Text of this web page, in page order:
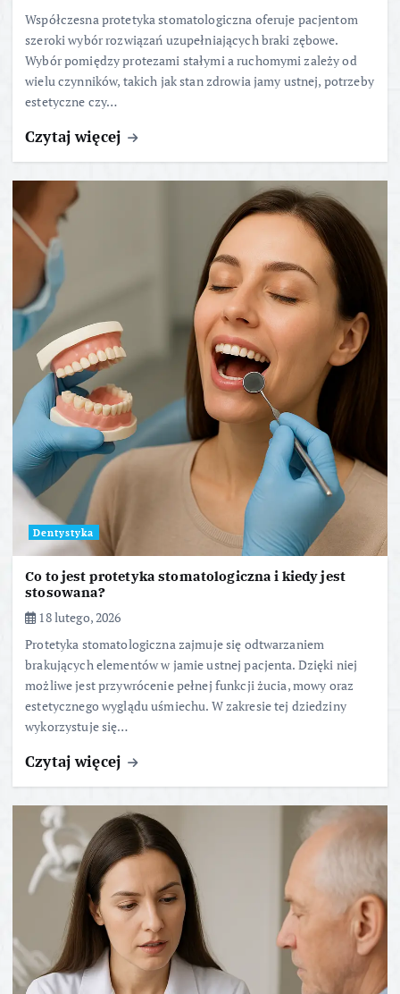
Współczesna protetyka stomatologiczna oferuje pacjentom
szeroki wybór rozwiązań uzupełniających braki zębowe.
Wybór pomiędzy protezami stałymi a ruchomymi zależy od
wielu czynników, takich jak stan zdrowia jamy ustnej, potrzeby
estetyczne czy…
Czytaj więcej
Dentystyka
Co to jest protetyka stomatologiczna i kiedy jest
stosowana?
18 lutego, 2026
Protetyka stomatologiczna zajmuje się odtwarzaniem
brakujących elementów w jamie ustnej pacjenta. Dzięki niej
możliwe jest przywrócenie pełnej funkcji żucia, mowy oraz
estetycznego wyglądu uśmiechu. W zakresie tej dziedziny
wykorzystuje się…
Czytaj więcej